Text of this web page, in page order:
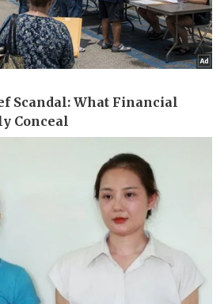
Sành điệu
Trải nghiệm